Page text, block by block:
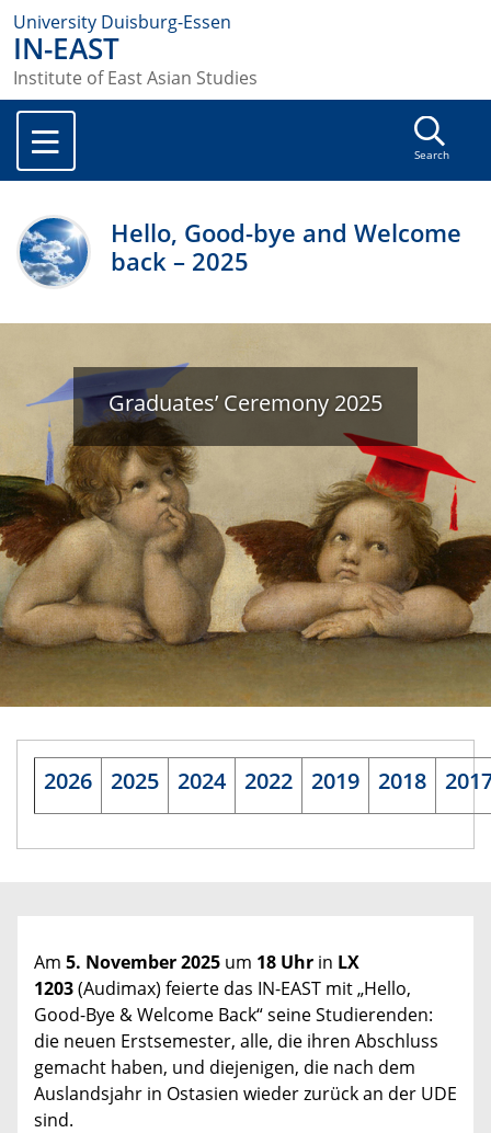
University Duisburg-Essen
IN-EAST
Institute of East Asian Studies
Search
Hello, Good-bye and Welcome
back – 2025
Graduates’ Ceremony 2025
2026 2025 2024 2022 2019 2018
Am 5. November 2025 um 18 Uhr in LX
1203(Audimax) feierte das IN-EAST mit „Hello,
Good-Bye & Welcome Back“ seine Studierenden:
die neuen Erstsemester, alle, die ihren Abschluss
gemacht haben, und diejenigen, die nach dem
Auslandsjahr in Ostasien wieder zurück an der UDE
sind.